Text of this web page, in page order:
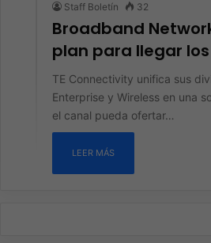
Staff Boletín 32
Broadband
plan para llegar los
TE Connectivity unifica sus
Enterprise y Wireless en una
el canal pueda ofertar…
LEER MÁS